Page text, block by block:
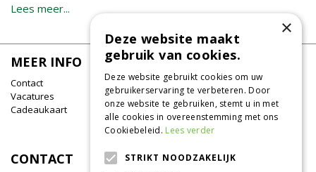
Lees meer...
MEER INFO
Contact
Vacatures
Cadeaukaart
CONTACT
×
Deze website maakt
gebruik van cookies.
Deze website gebruikt cookies om uw
gebruikerservaring te verbeteren. Door
onze website te gebruiken, stemt u in met
alle cookies in overeenstemming met ons
Cookiebeleid. Lees verder
STRIKT NOODZAKELIJK